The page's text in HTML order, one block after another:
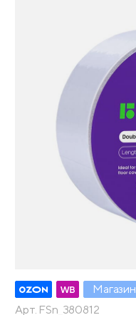
Магазин
Арт. FSn_380812